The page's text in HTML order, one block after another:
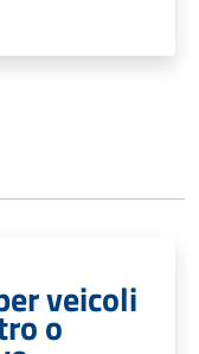
veicoli
o